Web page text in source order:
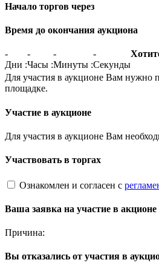
Начало торгов через
Время до окончания аукциона
-
Дни :
-
Часы :
-
Минуты :
-
Секунды
Для участия в аукционе Вам нужно
площадке.
Участие в аукционе
Для участия в аукционе Вам
Участвовать в торгах
Ознакомлен и согласен с
Ваша заявка на участие в
Причина:
Вы отказались от участия в